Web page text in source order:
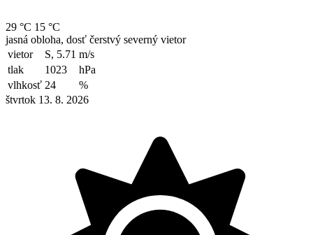
29 °C 15 °C
jasná obloha, dosť čerstvý severný vietor
vietor
S, 5.71 m/s
tlak
1023
hPa
vlhkosť 24
%
štvrtok 13. 8. 2026